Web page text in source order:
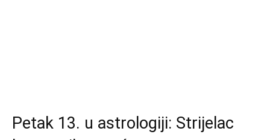
Petak 13. u astrologiji: Strijelac